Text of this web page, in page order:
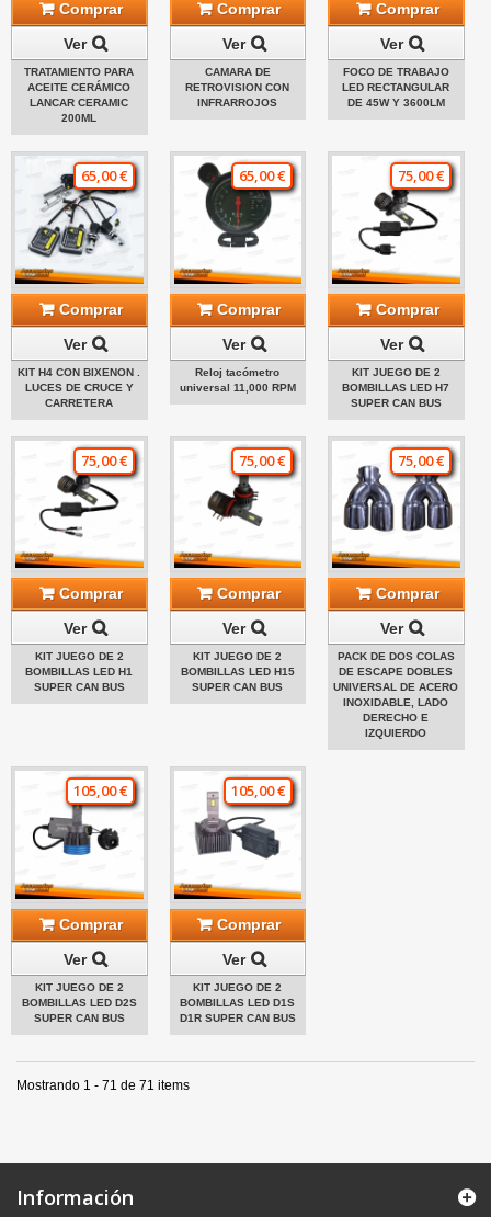
Comprar
Ver
TRATAMIENTO PARA
ACEITE CERÁMICO
LANCAR CERAMIC
200ML
Comprar
Ver
CAMARA DE
RETROVISION CON
INFRARROJOS
Comprar
Ver
FOCO DE TRABAJO
LED RECTANGULAR
DE 45W Y 3600LM
65,00 €
Comprar
Ver
KIT H4 CON BIXENON .
LUCES DE CRUCE Y
CARRETERA
65,00 €
Comprar
Ver
Reloj tacómetro
universal 11,000 RPM
75,00 €
Comprar
Ver
KIT JUEGO DE 2
BOMBILLAS LED H7
SUPER CAN BUS
75,00 €
Comprar
Ver
KIT JUEGO DE 2
BOMBILLAS LED H1
SUPER CAN BUS
75,00 €
Comprar
Ver
KIT JUEGO DE 2
BOMBILLAS LED H15
SUPER CAN BUS
75,00 €
Comprar
Ver
PACK DE DOS COLAS
DE ESCAPE DOBLES
UNIVERSAL DE ACERO
INOXIDABLE, LADO
DERECHO E
IZQUIERDO
105,00 €
Comprar
Ver
KIT JUEGO DE 2
BOMBILLAS LED D2S
SUPER CAN BUS
105,00 €
Comprar
Ver
KIT JUEGO DE 2
BOMBILLAS LED D1S
D1R SUPER CAN BUS
Mostrando 1 - 71 de 71 items
Información